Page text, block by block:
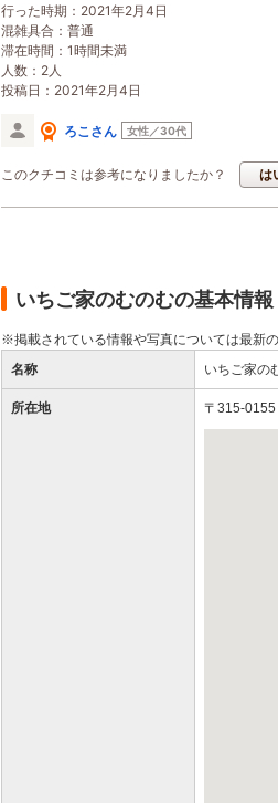
行った時期：2021年2月4日
混雑具合：普通
滞在時間：1時間未満
人数：2人
投稿日：2021年2月4日
ろこさん 女性／30代
このクチコミは参考になりましたか？ は
いちご家のむのむの基本情報
※掲載されている情報や写真については最新
名称
いちご家の
所在地 〒315-